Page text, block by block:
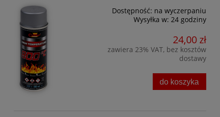
Dostępność: na wyczerpaniu
Wysyłka w: 24 godziny
24,00 zł
zawiera 23% VAT, bez kosztów
dostawy
do koszyka